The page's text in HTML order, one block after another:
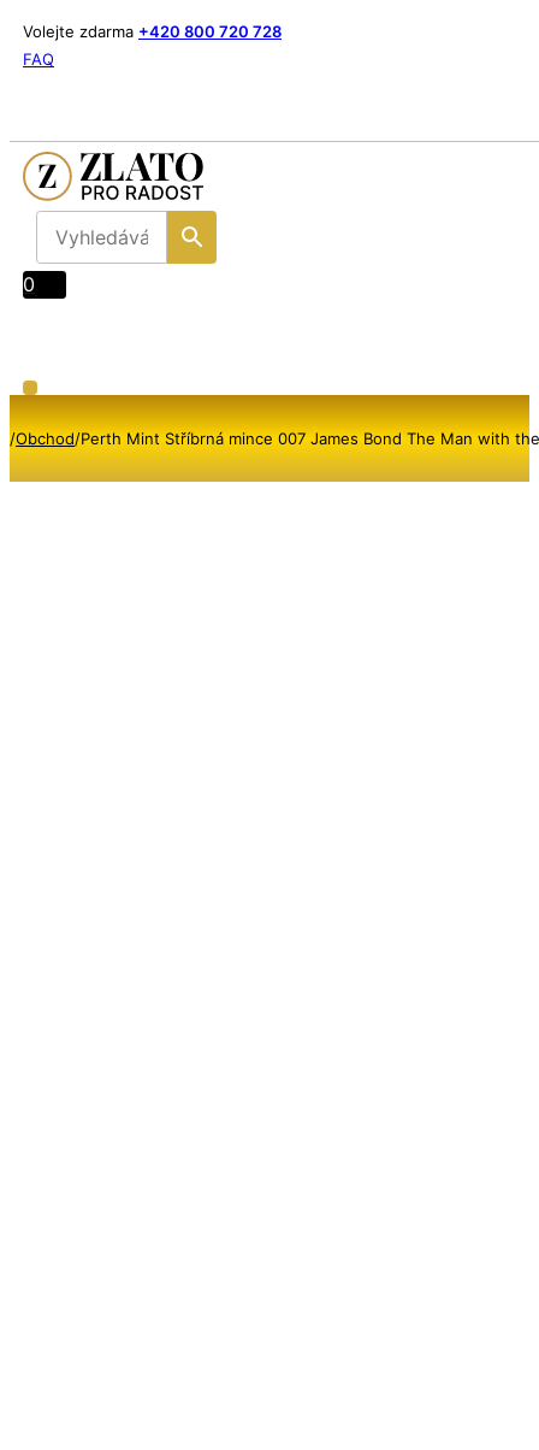
Volejte zdarma +420 800 720 728
FAQ
0
/Obchod/Perth Mint Stříbrná mince 007 James Bond The Man with